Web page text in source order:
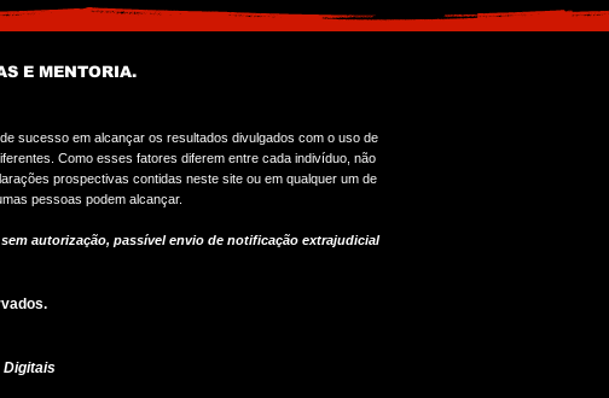
E MENTORIA.
sucesso em alcançar os resultados divulgados com o uso de
Como esses fatores diferem entre cada indivíduo, não
prospectivas contidas neste site ou em qualquer um de
pessoas podem alcançar.
autorização, passível envio de notificação extrajudicial
Digitais